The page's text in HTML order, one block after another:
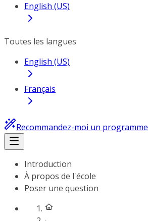
English (US)
Toutes les langues
English (US)
Français
Recommandez-moi un programme
Introduction
À propos de l'école
Poser une question